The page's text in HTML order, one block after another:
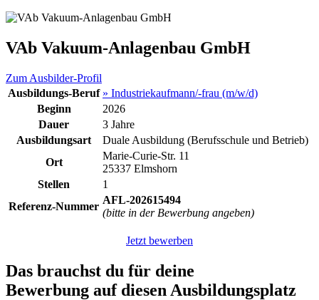
VAb Vakuum-Anlagenbau GmbH
Zum Ausbilder-Profil
Ausbildungs-Beruf » Industriekaufmann/-frau (m/w/d)
Beginn
2026
Dauer
3 Jahre
Ausbildungsart
Duale Ausbildung (Berufsschule und Betrieb)
Ort
Marie-Curie-Str. 11
25337 Elmshorn
Stellen
1
Referenz-Nummer
AFL-202615494
(bitte in der Bewerbung angeben)
Jetzt bewerben
Das brauchst du für deine
Bewerbung auf diesen Ausbildungsplatz